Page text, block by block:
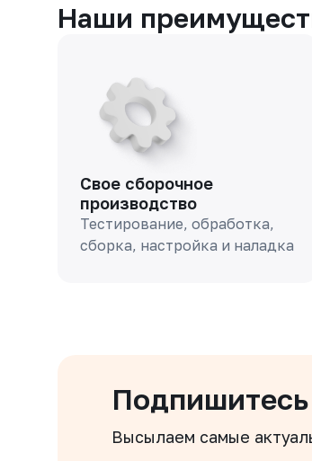
Наши
Свое сборочное
производство
Тестирование, обработка,
сборка, настройка и наладка
Высылаем самые